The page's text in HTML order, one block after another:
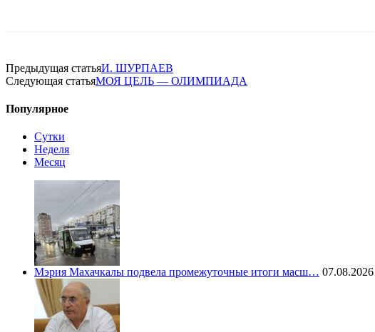
Предыдущая статьяИ. ШУРПАЕВ
Следующая статьяМОЯ ЦЕЛЬ — ОЛИМПИАДА
Популярное
Сутки
Неделя
Месяц
Мэрия Махачкалы подвела промежуточные итоги масш…